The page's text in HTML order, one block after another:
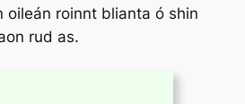
oileán roinnt blianta ó shin
rud as.